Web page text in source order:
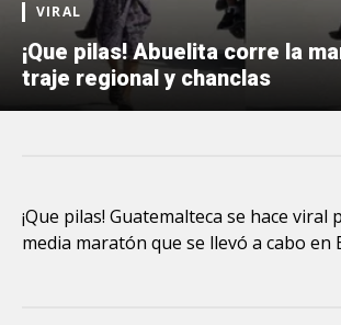
VIRAL
¡Que pilas! Abuelita corre la
traje regional y chanclas
¡Que pilas! Guatemalteca se hace
media maratón que se llevó a cabo en